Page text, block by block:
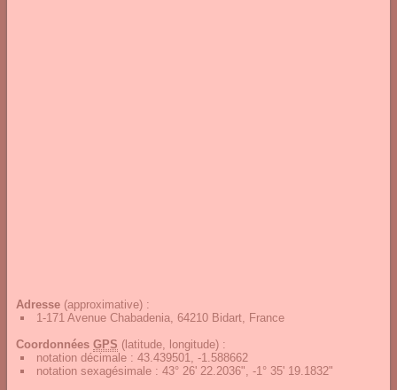
Adresse (approximative) :
1-171 Avenue Chabadenia, 64210 Bidart, France
Coordonnées GPS (latitude, longitude) :
notation décimale : 43.439501, -1.588662
notation sexagésimale : 43° 26' 22.2036", -1° 35' 19.1832"